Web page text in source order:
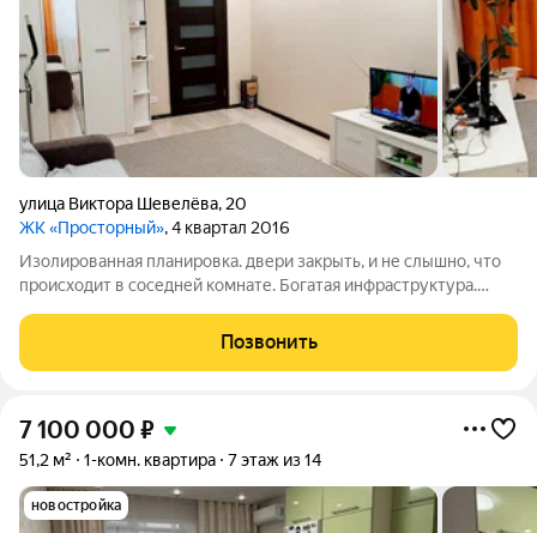
улица Виктора Шевелёва, 20
ЖК «Просторный», 4 квартал 2016
Изолированная планировка. двери закрыть, и не слышно, что
происходит в соседней комнате. Богатая инфраструктура.
транспорта не более 5 мин пешком, можно уехать как по
левому берегу, так и в центр
Позвонить
7 100 000 ₽
51,2 м² 1-комн. квартира 7 этаж из 14
новостройка